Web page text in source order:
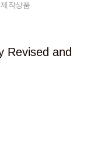
작상품
Revised and